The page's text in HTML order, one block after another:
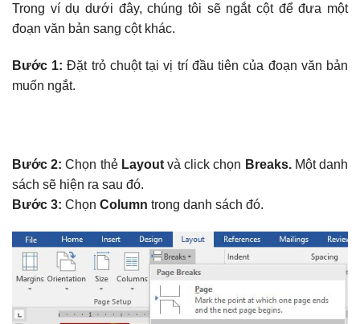
Trong ví dụ dưới đây, chúng tôi sẽ ngắt cột để đưa một
đoạn văn bản sang cột khác.
Bước 1: Đặt trỏ chuột tại vị trí đầu tiên của đoạn văn bản
muốn ngắt.
Bước 2: Chọn thẻ Layoutvà click chọn Breaks.Một danh
sách sẽ hiện ra sau đó.
Bước 3: Chọn Column trong danh sách đó.